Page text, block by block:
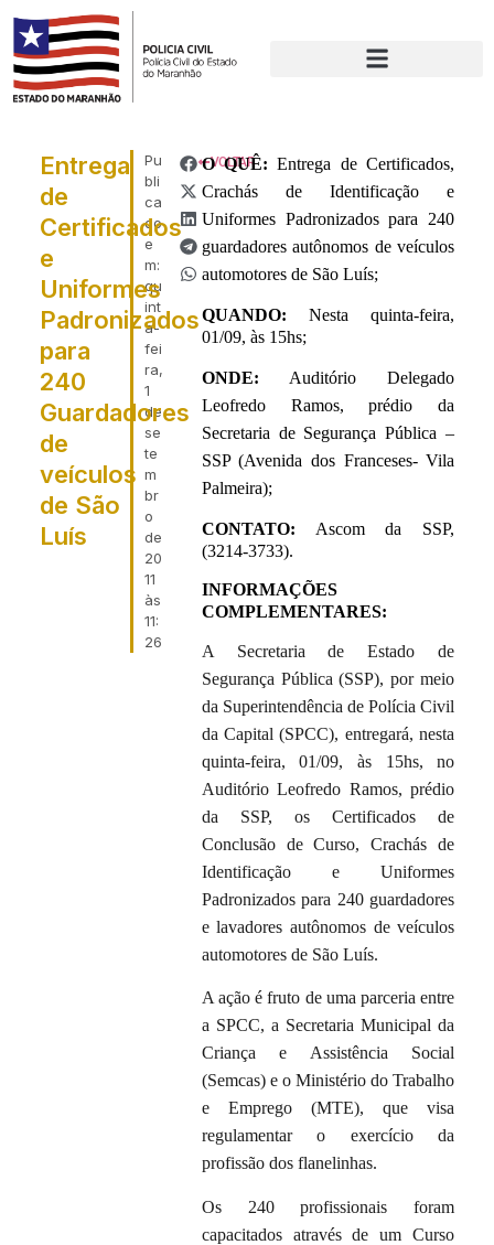
Pu
bli
ca
do
e
m:
qu
int
a-
fei
ra,
1
de
se
te
m
br
o
de
20
11
às
11:
26
Entrega
de
Certificados
e
Uniformes
Padronizados
para
240
Guardadores
de
veículos
de São
Luís
VOLTAR
O QUÊ: Entrega de Certificados,
Crachás de Identificação e
Uniformes Padronizados para 240
guardadores autônomos de veículos
automotores de São Luís;
QUANDO: Nesta quinta-feira,
01/09, às 15hs;
ONDE: Auditório Delegado
Leofredo Ramos, prédio da
Secretaria de Segurança Pública –
SSP (Avenida dos Franceses- Vila
Palmeira);
CONTATO: Ascom da SSP,
(3214-3733).
INFORMAÇÕES
COMPLEMENTARES:
A Secretaria de Estado de
Segurança Pública (SSP), por meio
da Superintendência de Polícia Civil
da Capital (SPCC), entregará, nesta
quinta-feira, 01/09, às 15hs, no
Auditório Leofredo Ramos, prédio
da SSP, os Certificados de
Conclusão de Curso, Crachás de
Identificação e Uniformes
Padronizados para 240 guardadores
e lavadores autônomos de veículos
automotores de São Luís.
A ação é fruto de uma parceria entre
a SPCC, a Secretaria Municipal da
Criança e Assistência Social
(Semcas) e o Ministério do Trabalho
e Emprego (MTE), que visa
regulamentar o exercício da
profissão dos flanelinhas.
Os 240 profissionais foram
capacitados através de um Curso